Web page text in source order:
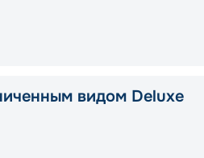
видом Deluxe